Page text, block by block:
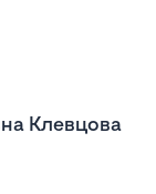
Клевцова